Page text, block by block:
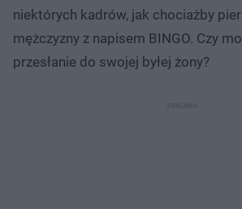
niektórych kadrów, jak chociażby
mężczyzny z napisem BINGO. Czy
przesłanie do swojej byłej żony?